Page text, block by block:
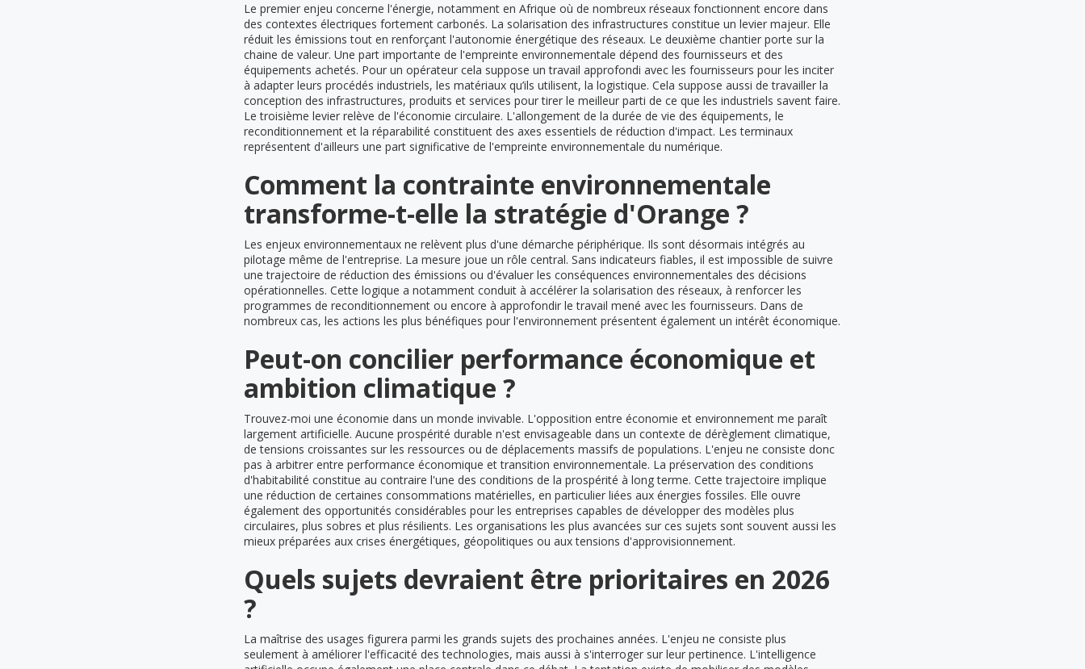
Le premier enjeu concerne l'énergie, notamment en Afrique où de nombreux réseaux fonctionnent encore dans
des contextes électriques fortement carbonés. La solarisation des infrastructures constitue un levier majeur. Elle
réduit les émissions tout en renforçant l'autonomie énergétique des réseaux. Le deuxième chantier porte sur la
chaine de valeur. Une part importante de l'empreinte environnementale dépend des fournisseurs et des
équipements achetés. Pour un opérateur cela suppose un travail approfondi avec les fournisseurs pour les inciter
à adapter leurs procédés industriels, les matériaux qu’ils utilisent, la logistique. Cela suppose aussi de travailler la
conception des infrastructures, produits et services pour tirer le meilleur parti de ce que les industriels savent faire.
Le troisième levier relève de l'économie circulaire. L'allongement de la durée de vie des équipements, le
reconditionnement et la réparabilité constituent des axes essentiels de réduction d'impact. Les terminaux
représentent d'ailleurs une part significative de l'empreinte environnementale du numérique.
Comment la contrainte environnementale
transforme-t-elle la stratégie d'Orange ?
Les enjeux environnementaux ne relèvent plus d'une démarche périphérique. Ils sont désormais intégrés au
pilotage même de l'entreprise. La mesure joue un rôle central. Sans indicateurs fiables, il est impossible de suivre
une trajectoire de réduction des émissions ou d'évaluer les conséquences environnementales des décisions
opérationnelles. Cette logique a notamment conduit à accélérer la solarisation des réseaux, à renforcer les
programmes de reconditionnement ou encore à approfondir le travail mené avec les fournisseurs. Dans de
nombreux cas, les actions les plus bénéfiques pour l'environnement présentent également un intérêt économique.
Peut-on concilier performance économique et
ambition climatique ?
Trouvez-moi une économie dans un monde invivable. L'opposition entre économie et environnement me paraît
largement artificielle. Aucune prospérité durable n'est envisageable dans un contexte de dérèglement climatique,
de tensions croissantes sur les ressources ou de déplacements massifs de populations. L'enjeu ne consiste donc
pas à arbitrer entre performance économique et transition environnementale. La préservation des conditions
d'habitabilité constitue au contraire l'une des conditions de la prospérité à long terme. Cette trajectoire implique
une réduction de certaines consommations matérielles, en particulier liées aux énergies fossiles. Elle ouvre
également des opportunités considérables pour les entreprises capables de développer des modèles plus
circulaires, plus sobres et plus résilients. Les organisations les plus avancées sur ces sujets sont souvent aussi les
mieux préparées aux crises énergétiques, géopolitiques ou aux tensions d'approvisionnement.
Quels sujets devraient être prioritaires en 2026
?
La maîtrise des usages figurera parmi les grands sujets des prochaines années. L'enjeu ne consiste plus
seulement à améliorer l'efficacité des technologies, mais aussi à s'interroger sur leur pertinence. L'intelligence